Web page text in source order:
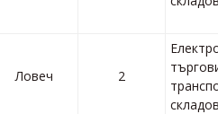
Ловеч 2